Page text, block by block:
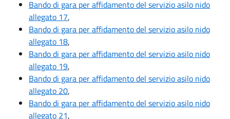
Bando di gara per affidamento del servizio asilo nido
allegato 17,
Bando di gara per affidamento del servizio asilo nido
allegato 18,
Bando di gara per affidamento del servizio asilo nido
allegato 19,
Bando di gara per affidamento del servizio asilo nido
allegato 20,
Bando di gara per affidamento del servizio asilo nido
allegato 21,